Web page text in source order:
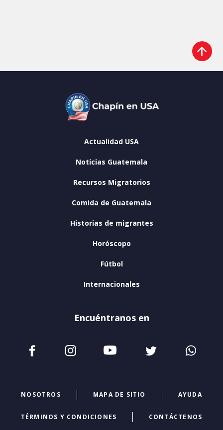
Actualidad USA
Noticias Guatemala
Recursos Migratorios
Comida de Guatemala
Historias de migrantes
Horóscopo
Fútbol
Internacionales
Encuéntranos en
NOSOTROS MAPA DE SITIO AYUDA
TÉRMINOS Y CONDICIONES CONTÁCTENOS